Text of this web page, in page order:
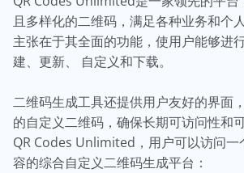
且多样化的二维码，满足各种业务和个
主张在于其全面的功能，使用户能够进
建、更新、 自定义和下载。
二维码生成工具还提供用户友好的界面
的自定义二维码，确保长期可访问性和
QR Codes Unlimited，用户可以访问一
容的综合自定义二维码生成平台：